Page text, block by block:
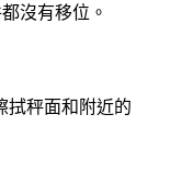
沒有移位。
拭秤面和附近的